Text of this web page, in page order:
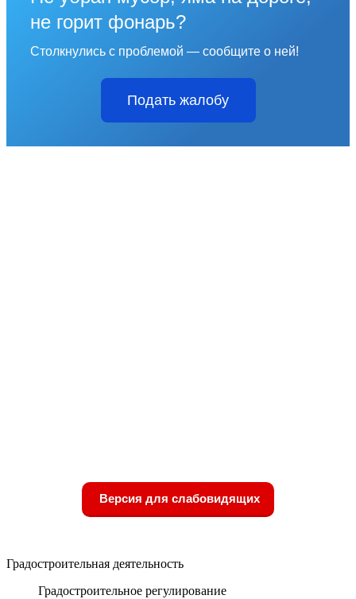
не горит фонарь?
Столкнулись с проблемой — сообщите о ней!
Подать жалобу
Версия для слабовидящих
Градостроительная деятельность
Градостроительное регулирование